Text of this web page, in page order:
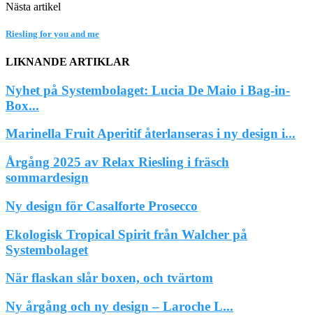
Nästa artikel
Riesling for you and me
LIKNANDE ARTIKLAR
Nyhet på Systembolaget: Lucia De Maio i Bag-in-
Box...
Marinella Fruit Aperitif återlanseras i ny design i...
Årgång 2025 av Relax Riesling i fräsch
sommardesign
Ny design för Casalforte Prosecco
Ekologisk Tropical Spirit från Walcher på
Systembolaget
När flaskan slår boxen, och tvärtom
Ny årgång och ny design – Laroche L...